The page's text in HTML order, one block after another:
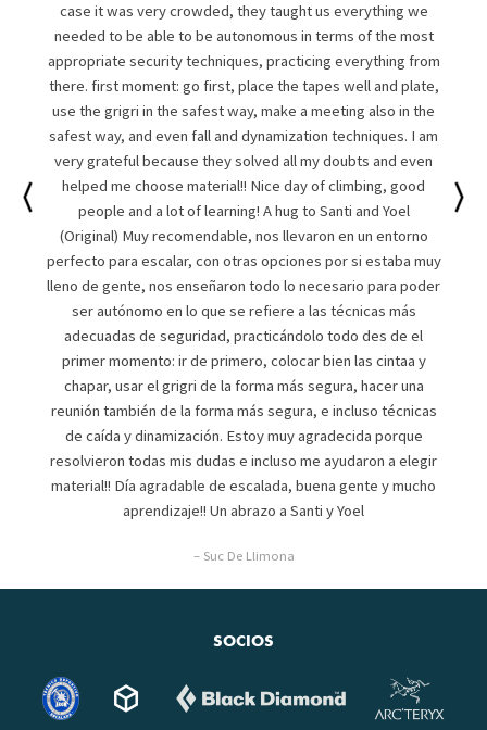
case it was very crowded, they taught us everything we
needed to be able to be autonomous in terms of the most
appropriate security techniques, practicing everything from
there. first moment: go first, place the tapes well and plate,
use the grigri in the safest way, make a meeting also in the
safest way, and even fall and dynamization techniques. I am
very grateful because they solved all my doubts and even
helped me choose material!! Nice day of climbing, good
people and a lot of learning! A hug to Santi and Yoel
(Original) Muy recomendable, nos llevaron en un entorno
perfecto para escalar, con otras opciones por si estaba muy
lleno de gente, nos enseñaron todo lo necesario para poder
ser autónomo en lo que se refiere a las técnicas más
adecuadas de seguridad, practicándolo todo des de el
primer momento: ir de primero, colocar bien las cintaa y
chapar, usar el grigri de la forma más segura, hacer una
reunión también de la forma más segura, e incluso técnicas
de caída y dinamización. Estoy muy agradecida porque
resolvieron todas mis dudas e incluso me ayudaron a elegir
material!! Día agradable de escalada, buena gente y mucho
aprendizaje!! Un abrazo a Santi y Yoel
– Suc De Llimona
SOCIOS